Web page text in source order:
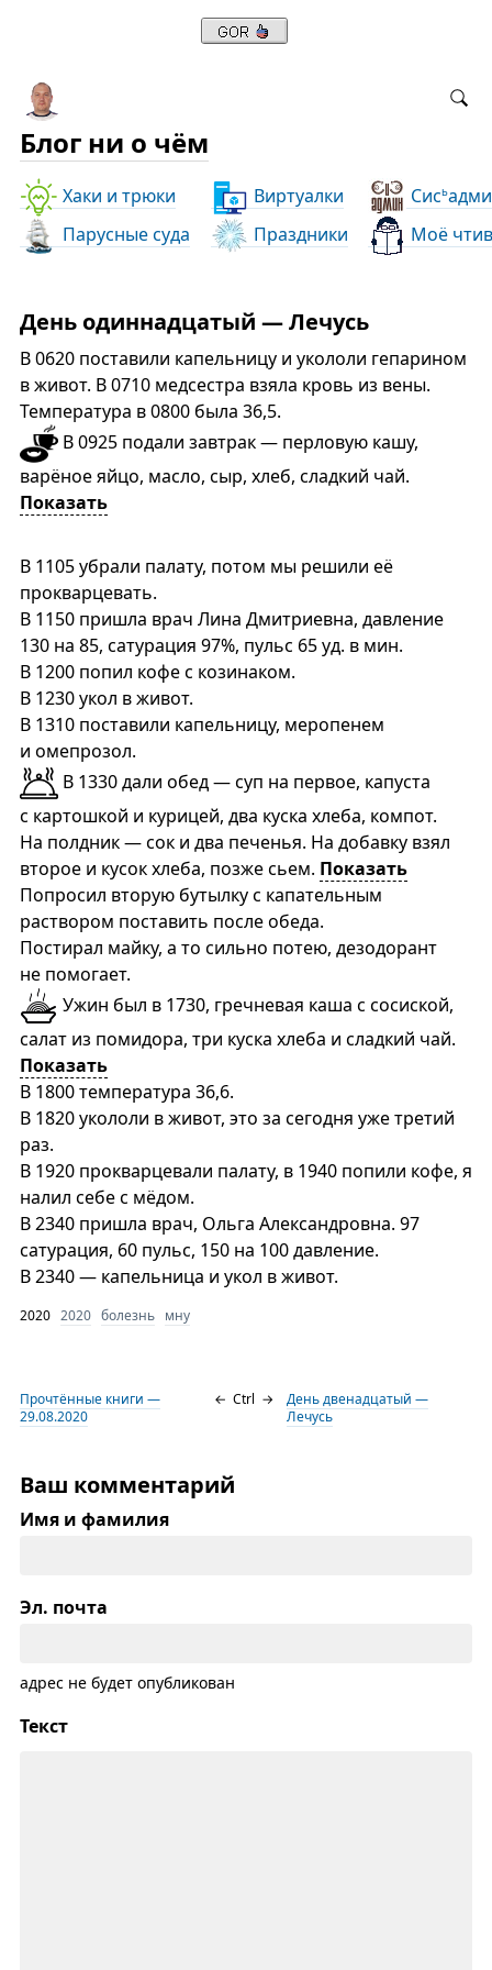
Блог ни о чём
Хаки и трюки Виртуалки Сись
Парусные суда
Праздники Моё
День одиннадцатый — Лечусь
В 0620 поставили капельницу и укололи гепарином
в живот. В 0710 медсестра взяла кровь из вены.
Температура в 0800 была 36,5.
В 0925 подали завтрак — перловую кашу,
варёное яйцо, масло, сыр, хлеб, сладкий чай.
Показать
В 1105 убрали палату, потом мы решили её
прокварцевать.
В 1150 пришла врач Лина Дмитриевна, давление
130 на 85, сатурация 97%, пульс 65 уд. в мин.
В 1200 попил кофе с козинаком.
В 1230 укол в живот.
В 1310 поставили капельницу, меропенем
и омепрозол.
В 1330 дали обед — суп на первое, капуста
с картошкой и курицей, два куска хлеба, компот.
На полдник — сок и два печенья. На добавку взял
второе и кусок хлеба, позже сьем. Показать
Попросил вторую бутылку с капательным
раствором поставить после обеда.
Постирал майку, а то сильно потею, дезодорант
не помогает.
Ужин был в 1730, гречневая каша с сосиской,
салат из помидора, три куска хлеба и сладкий чай.
Показать
В 1800 температура 36,6.
В 1820 укололи в живот, это за сегодня уже третий
раз.
В 1920 прокварцевали палату, в 1940 попили кофе, я
налил себе с мёдом.
В 2340 пришла врач, Ольга Александровна. 97
сатурация, 60 пульс, 150 на 100 давление.
В 2340 — капельница и укол в живот.
2020 2020 болезнь мну
Прочтённые книги —
29.08.2020
← Ctrl →
День двенадцатый —
Лечусь
Ваш комментарий
Имя и фамилия
Эл. почта
адрес не будет опубликован
Текст